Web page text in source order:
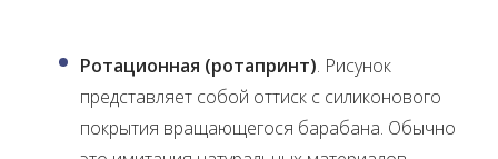
Ротационная (ротапринт). Рисунок
представляет собой оттиск с силиконового
покрытия вращающегося барабана. Обычно